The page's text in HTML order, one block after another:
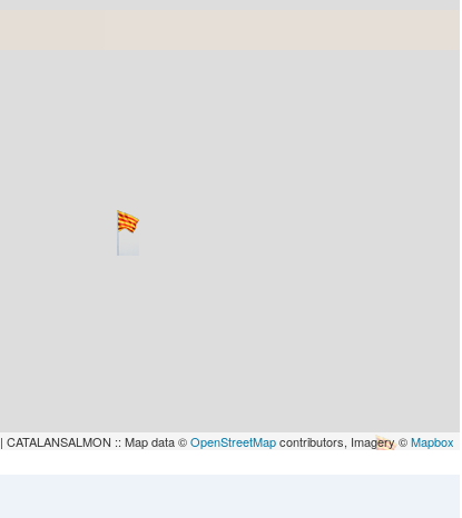
| CATALANSALMON :: Map data ©OpenStreetMapcontributors, Imagery ©Mapbox